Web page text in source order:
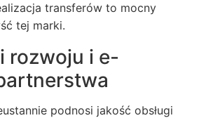
transferów to mocny
tej marki.
rozwoju i e-
podnosi jakość obsługi